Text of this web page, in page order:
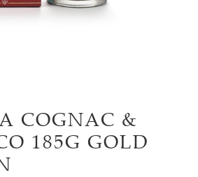
COGNAC &
185G GOLD